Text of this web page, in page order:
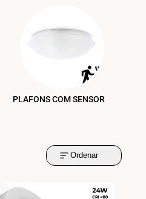
PLAFONS COM SENSOR
Ordenar